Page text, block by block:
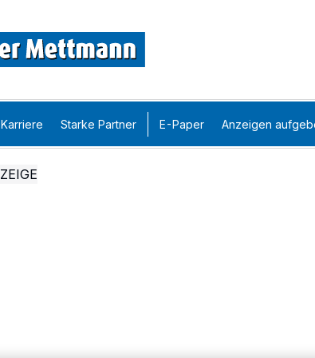
Karriere Starke Partner E-Paper Anzeigen